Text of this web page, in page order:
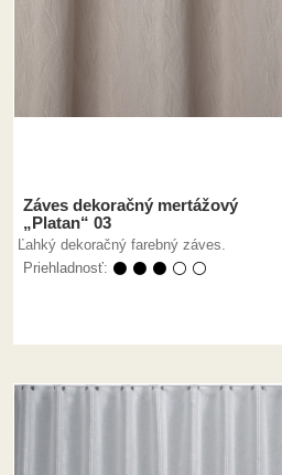
Záves dekoračný mertážový
„Platan“ 03
Ľahký dekoračný farebný záves.
Priehladnosť: ⚫ ⚫ ⚫ ⚪ ⚪